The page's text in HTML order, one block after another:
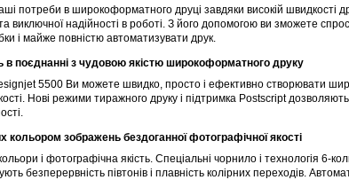
потреби в широкоформатного друці завдяки високій швидкості
виключної надійності в роботі. З його допомогою ви зможете
і майже повністю автоматизувати друк.
в поєднанні з чудовою якістю широкоформатного друку
5500 Ви можете швидко, просто і ефективно створювати
Нові режими тиражного друку і підтримка Postscript
кольором зображень бездоганної фотографічної якості
і фотографічна якість. Спеціальні чорнило і технологія 6-
безперервність півтонів і плавність колірних переходів.